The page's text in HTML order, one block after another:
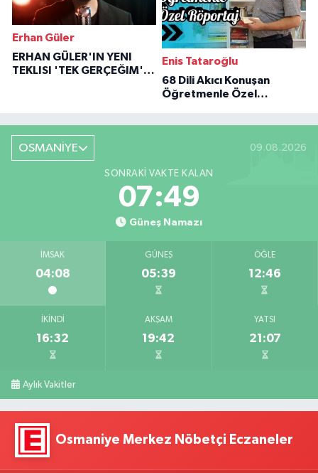
Erhan Güler
ERHAN GÜLER'IN YENI
TEKLISI 'TEK GERÇEĞIM'LE
Enis Tataroğlu
68 Dili Akıcı Konuşan
Öğretmenle Özel
OSMANİYE 09.08.2026
SONRAKI VAKTE KALAN
07:48
Güneş Namazı
İMSAK
04:08
GÜNEŞ
05:39
ÖĞLE
12:46
İKINDI
16:32
AKŞAM
19:42
YATSI
21:07
Aylık Vakitler
Osmaniye Merkez Nöbetçi Eczaneler